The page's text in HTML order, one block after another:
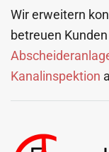
Wir erweitern
betreuen
Kanalinspektion